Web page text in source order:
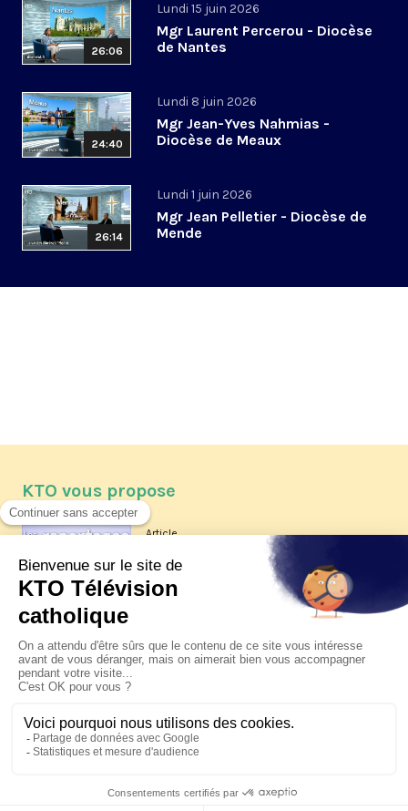
26:06
Lundi 15 juin 2026
Mgr Laurent Percerou - Diocèse
de Nantes
24:40
Lundi 8 juin 2026
Mgr Jean-Yves Nahmias -
Diocèse de Meaux
26:14
Lundi 1 juin 2026
Mgr Jean Pelletier - Diocèse de
Mende
KTO vous propose
Article
Les reportages d'été 2026 de KTO
La visite pastorale du pape Léon
XIV à Assise à suivre sur KTO le
jeudi 6 août
Le pape en Uruguay, Argentine et
Pérou du 6 au 17 novembre 2026